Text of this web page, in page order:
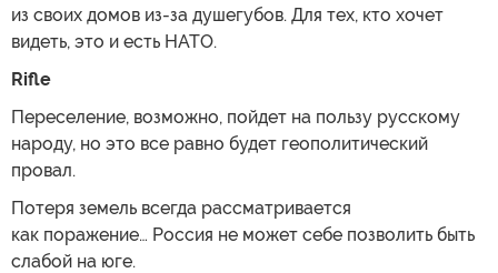
из своих домов из-за душегубов. Для тех, кто хочет
видеть, это и есть НАТО.
Rifle
Переселение, возможно, пойдет на пользу русскому
народу, но это все равно будет геополитический
провал.
Потеря земель всегда рассматривается
как поражение… Россия не может себе позволить быть
слабой на юге.